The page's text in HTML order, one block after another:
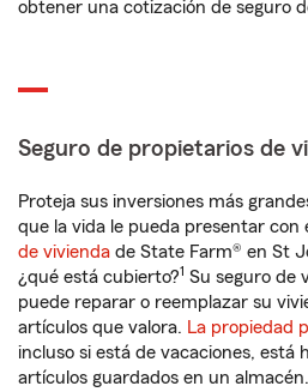
obtener una cotización de seguro
Seguro de propietarios de
Proteja sus inversiones más
que la vida le pueda presentar con
de vivienda de State Farm® en St
¿qué está cubierto?1 Su seguro de
puede reparar o reemplazar su
artículos que valora. La propiedad
incluso si está de vacaciones, está
artículos guardados en un